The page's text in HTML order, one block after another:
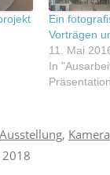
Ein
Vorträgen
11. Mai
In
Ausstellung, Kamera